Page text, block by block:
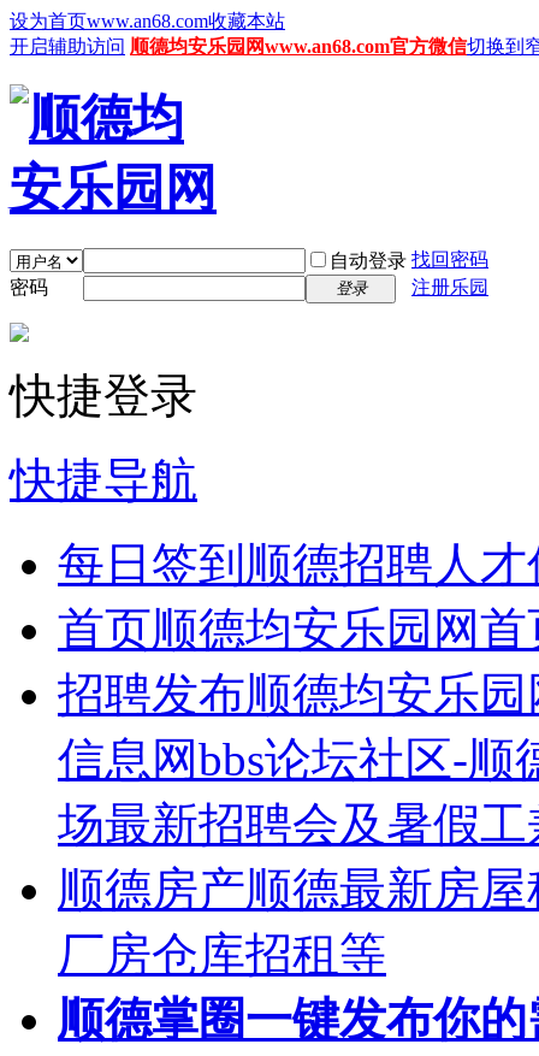
设为首页www.an68.com收藏本站
开启辅助访问 顺德均安乐园网www.an68.com官方微信切换到
自动登录 找回密码
密码
登录 注册乐园
快捷登录
快捷导航
每日签到 顺德招聘人
首页顺德均安乐园网首
招聘发布顺德均安乐
信息网bbs论坛社区-
场最新招聘会及暑假
顺德房产顺德最新房
厂房仓库招租等
顺德掌圈一键发布你